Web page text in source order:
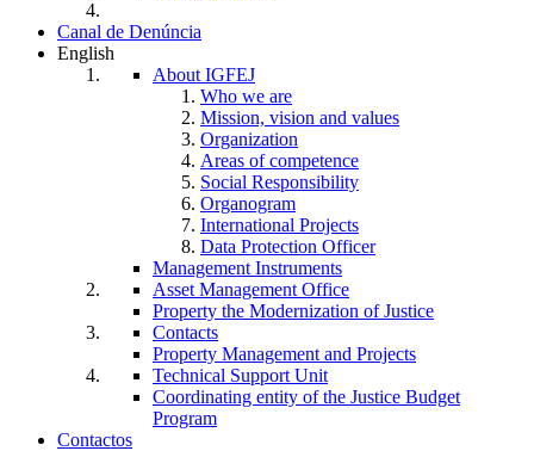
Canal de Denúncia
English
About IGFEJ
Who we are
Mission, vision and values
Organization
Areas of competence
Social Responsibility
Organogram
International Projects
Data Protection Officer
Management Instruments
Asset Management Office
Property the Modernization of Justice
Contacts
Property Management and Projects
Technical Support Unit
Coordinating entity of the Justice Budget
Program
Contactos